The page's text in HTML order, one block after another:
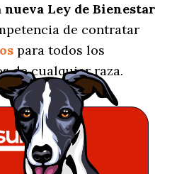
nueva Ley de Bienestar
de contratar
para todos los
de cualquier raza.